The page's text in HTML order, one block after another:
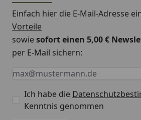
Einfach hier die E-Mail-Adresse
Vorteile
sowiesofort einen 5,00 €
per E-Mail sichern:
Keine Eingabe erforderlich
Eingabe erforderlich
E-Mail *
Ich habe die
Kenntnis genommen